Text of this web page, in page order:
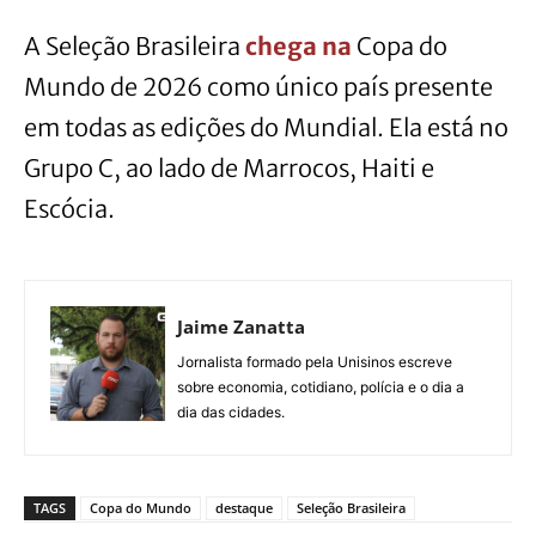
A Seleção Brasileira chega na Copa do
Mundo de 2026 como único país presente
em todas as edições do Mundial. Ela está no
Grupo C, ao lado de Marrocos, Haiti e
Escócia.
Jaime Zanatta
Jornalista formado pela Unisinos escreve
sobre economia, cotidiano, polícia e o dia a
dia das cidades.
TAGS Copa do Mundo destaque Seleção Brasileira